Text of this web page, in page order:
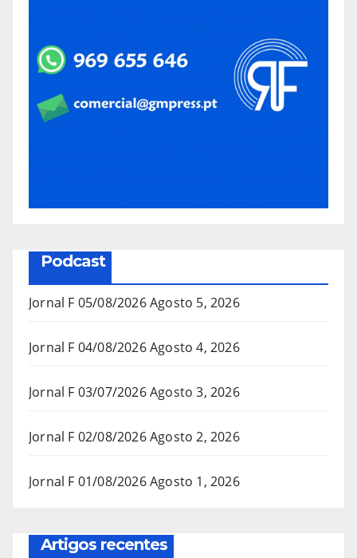
Podcast
Jornal F 05/08/2026Agosto 5, 2026
Jornal F 04/08/2026Agosto 4, 2026
Jornal F 03/07/2026Agosto 3, 2026
Jornal F 02/08/2026Agosto 2, 2026
Jornal F 01/08/2026Agosto 1, 2026
Artigos recentes